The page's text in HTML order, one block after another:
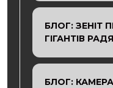
БЛОГ: ЗЕНІТ
ГІГАНТІВ
БЛОГ: